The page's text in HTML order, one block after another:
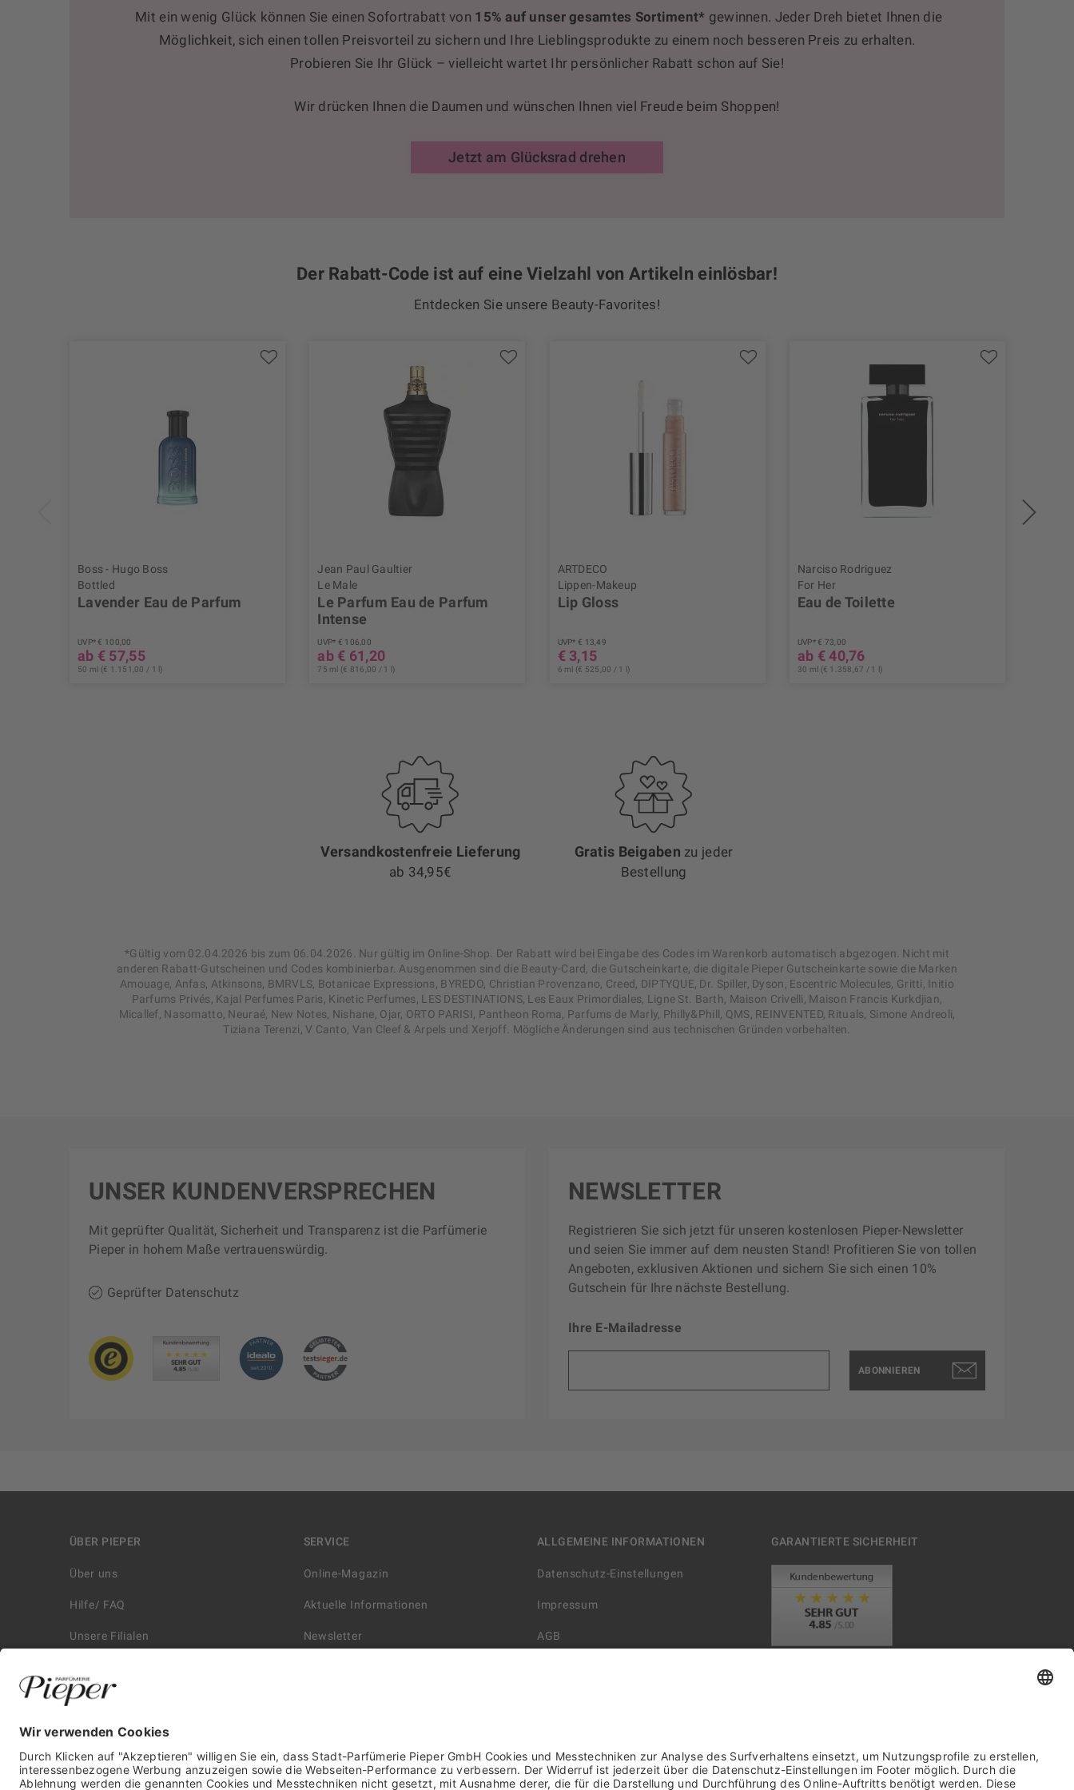
Mit ein wenig Glück können Sie einen Sofortrabatt von 15% auf unser gesamtes Sortiment* gewinnen. Jeder Dreh bietet Ihnen die
Möglichkeit, sich einen tollen Preisvorteil zu sichern und Ihre Lieblingsprodukte zu einem noch besseren Preis zu erhalten.
Probieren Sie Ihr Glück – vielleicht wartet Ihr persönlicher Rabatt schon auf Sie!
Wir drücken Ihnen die Daumen und wünschen Ihnen viel Freude beim Shoppen!
Jetzt am Glücksrad drehen
Der Rabatt-Code ist auf eine Vielzahl von Artikeln einlösbar!
Entdecken Sie unsere Beauty-Favorites!
Boss - Hugo Boss
Bottled
Lavender Eau de Parfum
UVP* € 100,00
ab € 57,55
50 ml (€ 1.151,00 / 1 l)
Jean Paul Gaultier
Le Male
Le Parfum Eau de Parfum
Intense
UVP* € 106,00
ab € 61,20
75 ml (€ 816,00 / 1 l)
ARTDECO
Lippen-Makeup
Lip Gloss
UVP* € 13,49
€ 3,15
6 ml (€ 525,00 / 1 l)
Narciso Rodriguez
For Her
Eau de Toilette
UVP* € 73,00
ab € 40,76
30 ml (€ 1.358,67 / 1 l)
Versandkostenfreie Lieferung
ab 34,95€
Gratis Beigaben zu jeder
Bestellung
*Gültig vom 02.04.2026 bis zum 06.04.2026. Nur gültig im Online-Shop. Der Rabatt wird bei Eingabe des Codes im Warenkorb automatisch abgezogen. Nicht mit
anderen Rabatt-Gutscheinen und Codes kombinierbar. Ausgenommen sind die Beauty-Card, die Gutscheinkarte, die digitale Pieper Gutscheinkarte sowie die Marken
Amouage, Anfas, Atkinsons, BMRVLS, Botanicae Expressions, BYREDO, Christian Provenzano, Creed, DIPTYQUE, Dr. Spiller, Dyson, Escentric Molecules, Gritti, Initio
Parfums Privés, Kajal Perfumes Paris, Kinetic Perfumes, LES DESTINATIONS, Les Eaux Primordiales, Ligne St. Barth, Maison Crivelli, Maison Francis Kurkdjian,
Micallef, Nasomatto, Neuraé, New Notes, Nishane, Ojar, ORTO PARISI, Pantheon Roma, Parfums de Marly, Philly&Phill, QMS, REINVENTED, Rituals, Simone Andreoli,
Tiziana Terenzi, V Canto, Van Cleef & Arpels und Xerjoff. Mögliche Änderungen sind aus technischen Gründen vorbehalten.
NEWSLETTER
Registrieren Sie sich jetzt für unseren kostenlosen Pieper-Newsletter
und seien Sie immer auf dem neusten Stand! Profitieren Sie von tollen
Angeboten, exklusiven Aktionen und sichern Sie sich einen 10%
Gutschein für Ihre nächste Bestellung.
Ihre E-Mailadresse
ABONNIEREN
UNSER KUNDENVERSPRECHEN
Mit geprüfter Qualität, Sicherheit und Transparenz ist die Parfümerie
Pieper in hohem Maße vertrauenswürdig.
Geprüfter Datenschutz
ÜBER PIEPER
Über uns
Hilfe/ FAQ
Unsere Filialen
Historie
Affiliate
Karriere
SERVICE
Online-Magazin
Aktuelle Informationen
Newsletter
Autorisierter Händler/ YBPN
ALLGEMEINE INFORMATIONEN
Datenschutz-Einstellungen
Impressum
AGB
Informationen zur Barrierefreiheit
GARANTIERTE SICHERHEIT